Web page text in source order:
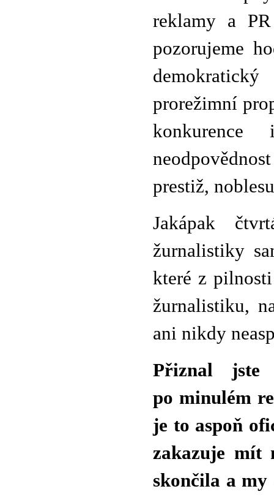
reklamy a
pozorujeme
prorežimní
konkurence
prestiž,
Jakápak
žurnalistiky
které z
žurnalistiku,
ani nikdy
Přiznal
po minulém
je to aspoň
zakazuje mít
skončila a